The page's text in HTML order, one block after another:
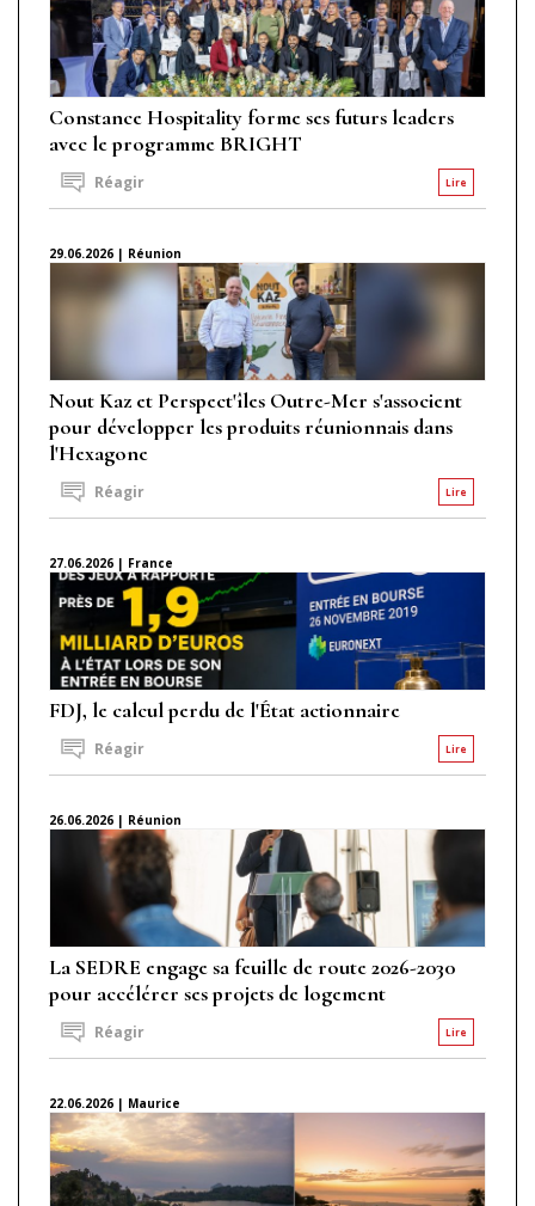
Constance Hospitality forme ses futurs leaders
avec le programme BRIGHT
Lire
Réagir
29.06.2026 | Réunion
Nout Kaz et Perspect'îles Outre-Mer s'associent
pour développer les produits réunionnais dans
l'Hexagone
Lire
Réagir
27.06.2026 | France
FDJ, le calcul perdu de l'État actionnaire
Lire
Réagir
26.06.2026 | Réunion
La SEDRE engage sa feuille de route 2026-2030
pour accélérer ses projets de logement
Lire
Réagir
22.06.2026 | Maurice